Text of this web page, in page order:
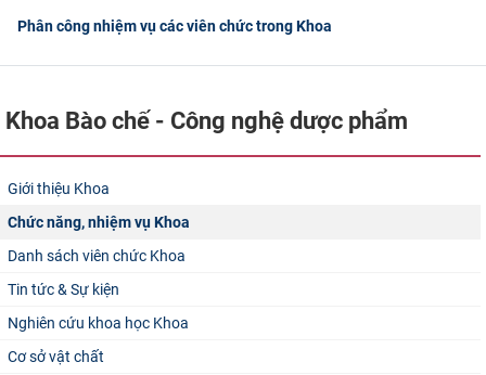
ĐẢM BẢO CHẤT LƯỢNG
KHOA HỌC CÔNG NGHỆ
CỰU NGƯỜI HỌC
Phân công nhiệm vụ các viên chức trong Khoa
Khoa Bào chế - Công nghệ dược phẩm
Giới thiệu Khoa
Chức năng, nhiệm vụ Khoa
Danh sách viên chức Khoa
Tin tức & Sự kiện
Nghiên cứu khoa học Khoa
Cơ sở vật chất